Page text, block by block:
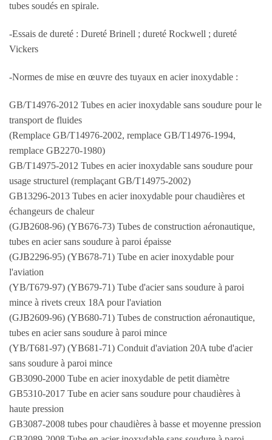
tubes soudés en spirale.
-Essais de dureté : Dureté Brinell ; dureté Rockwell ; dureté
Vickers
-Normes de mise en œuvre des tuyaux en acier inoxydable :
GB/T14976-2012 Tubes en acier inoxydable sans soudure pour le
transport de fluides
(Remplace GB/T14976-2002, remplace GB/T14976-1994,
remplace GB2270-1980)
GB/T14975-2012 Tubes en acier inoxydable sans soudure pour
usage structurel (remplaçant GB/T14975-2002)
GB13296-2013 Tubes en acier inoxydable pour chaudières et
échangeurs de chaleur
(GJB2608-96) (YB676-73) Tubes de construction aéronautique,
tubes en acier sans soudure à paroi épaisse
(GJB2296-95) (YB678-71) Tube en acier inoxydable pour
l'aviation
(YB/T679-97) (YB679-71) Tube d'acier sans soudure à paroi
mince à rivets creux 18A pour l'aviation
(GJB2609-96) (YB680-71) Tubes de construction aéronautique,
tubes en acier sans soudure à paroi mince
(YB/T681-97) (YB681-71) Conduit d'aviation 20A tube d'acier
sans soudure à paroi mince
GB3090-2000 Tube en acier inoxydable de petit diamètre
GB5310-2017 Tube en acier sans soudure pour chaudières à
haute pression
GB3087-2008 tubes pour chaudières à basse et moyenne pression